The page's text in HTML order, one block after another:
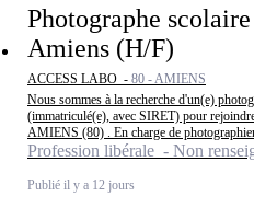
Photographe
Amiens (H/F)
ACCESS LABO - 80 - AMIENS
Nous sommes à la recherche d'un(e)
(immatriculé(e), avec SIRET) pour
AMIENS (80) . En charge de
Profession libérale - Non
Publié il y a 12 jours